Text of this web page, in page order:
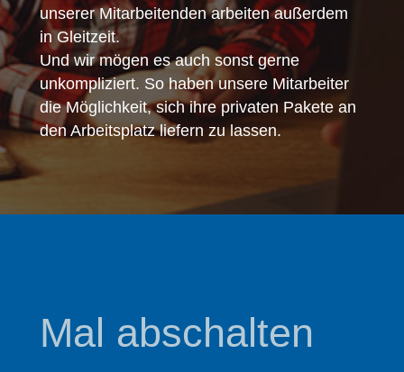
unserer Mitarbeitenden arbeiten außerdem
in Gleitzeit.
Und wir mögen es auch sonst gerne
unkompliziert. So haben unsere Mitarbeiter
die Möglichkeit, sich ihre privaten Pakete an
den Arbeitsplatz liefern zu lassen.
Mal abschalten